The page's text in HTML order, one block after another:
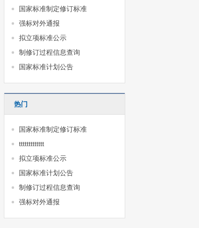
国家标准制定修订标准
强标对外通报
拟立项标准公示
制修订过程信息查询
国家标准计划公告
热门
国家标准制定修订标准
ttttttttttttt
拟立项标准公示
国家标准计划公告
制修订过程信息查询
强标对外通报